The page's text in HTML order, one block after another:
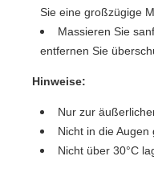
Sie eine großzügige
Massieren Sie
entfernen Sie
Hinweise:
Nur zur
Nicht in die Augen
Nicht über 30°C